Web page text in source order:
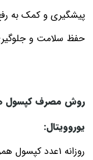
پیشگیری و کمک به
حفظ سلامت و
روش مصرف کپسول
یوروویتال:
روزانه 1عدد کپسول همراه با غذا و آب کافی میل شود.